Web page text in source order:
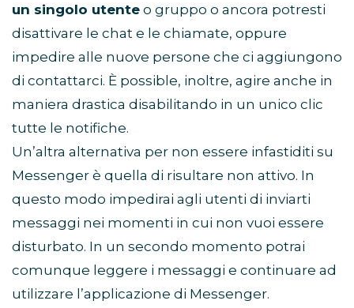
un singolo utente o gruppo o ancora potresti
disattivare le chat e le chiamate, oppure
impedire alle nuove persone che ci aggiungono
di contattarci. È possible, inoltre, agire anche in
maniera drastica disabilitando in un unico clic
tutte le notifiche.
Un’altra alternativa per non essere infastiditi su
Messenger è quella di risultare non attivo. In
questo modo impedirai agli utenti di inviarti
messaggi nei momenti in cui non vuoi essere
disturbato. In un secondo momento potrai
comunque leggere i messaggi e continuare ad
utilizzare l’applicazione di Messenger.